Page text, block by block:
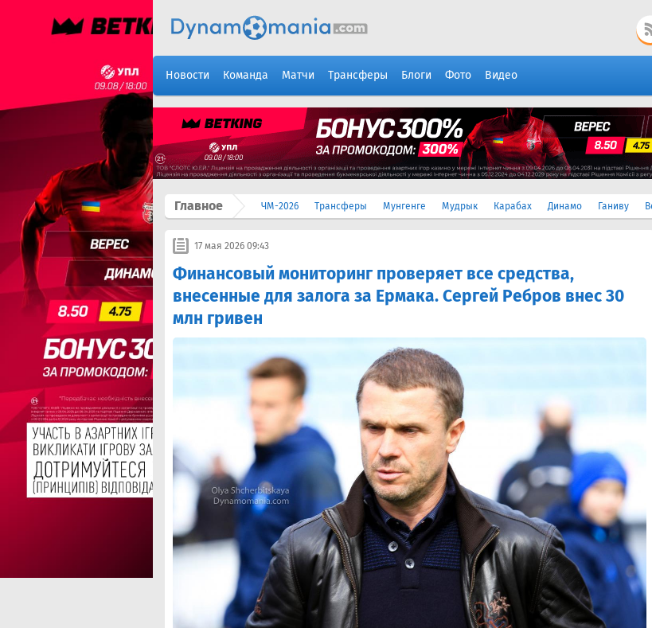
Новости Команда Матчи Трансферы Блоги Фото Видео
Главное ЧМ-2026 Трансферы Мунгенге Мудрык Карабах Динамо Ганиву
17 мая 2026 09:43
Финансовый мониторинг проверяет все средства,
внесенные для залога за Ермака. Сергей Ребров внес 30
млн гривен